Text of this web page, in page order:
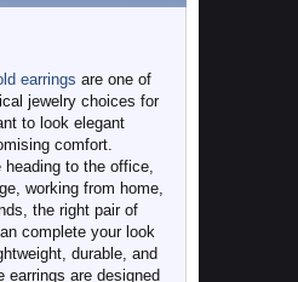
earrings are one of
jewelry choices for
to look elegant
comfort.
heading to the office,
working from home,
the right pair of
complete your look
durable, and
earrings are designed